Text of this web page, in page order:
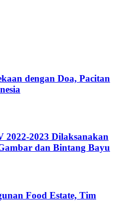
dengan Doa, Pacitan
2022-2023 Dilaksanakan
dan Bintang Bayu
Food Estate, Tim